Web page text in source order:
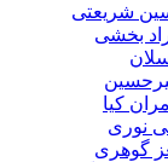
شریعتى
بخشی
کیا
نوری
گوهری